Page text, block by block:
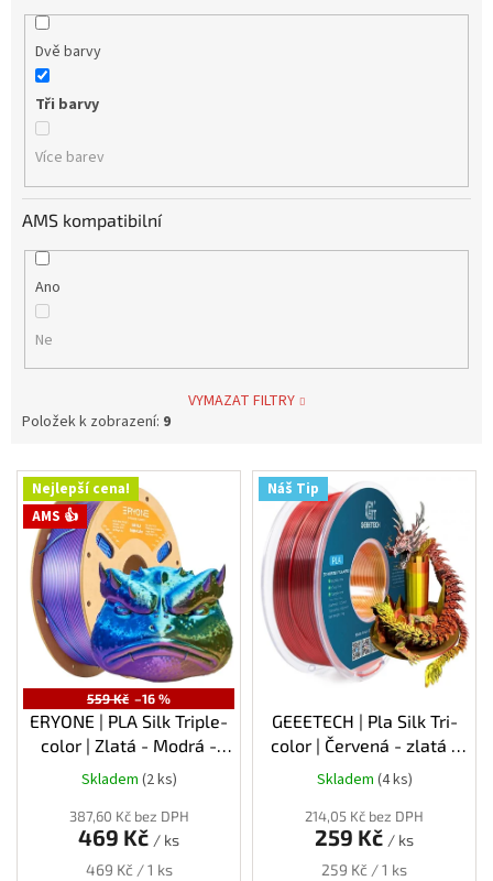
Dvě barvy
Tři barvy
Více barev
AMS kompatibilní
Ano
Ne
VYMAZAT FILTRY
Položek k zobrazení: 9
V Nejlepší cena!
AMS 👍
559 Kč –16 %
ERYONE | PLA Silk Triple-
color | Zlatá - Modrá -
Fialová | 1.75mm | 1kg
Skladem (2 ks)
387,60 Kč bez DPH
469 Kč / ks
Měrná
469 Kč / 1 ks
Náš Tip
GEEETECH | Pla Silk Tri-
color | Červená - zlatá -
černá | 1.75mm | 1kg
Skladem (4 ks)
214,05 Kč bez DPH
259 Kč / ks
Měrná
259 Kč / 1 ks